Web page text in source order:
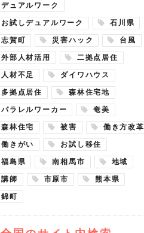
デュアルワーク
お試しデュアルワーク 石川県
志賀町 災害ハック 台風
外部人材活用 二拠点居住
人材不足 ダイワハウス
多拠点居住 森林住宅地
パラレルワーカー 奄美
森林住宅 被害 働き方改革
働きがい お試し移住
福島県 南相馬市 地域
講師 市原市 熊本県
錦町